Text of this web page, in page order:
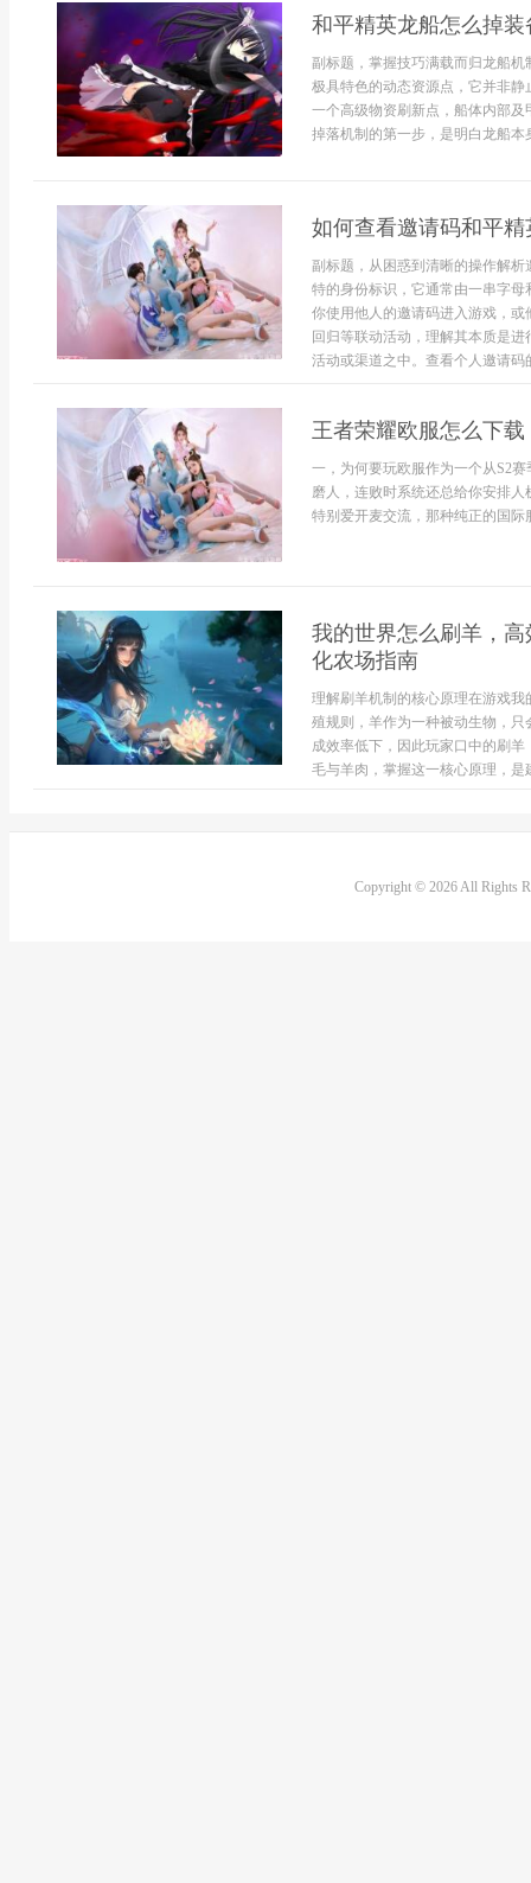
和平精英龙船怎么掉
副标题，掌握技巧满载而归龙船
极具特色的动态资源点，它并非
一个高级物资刷新点，船体内部
掉落机制的第一步，是明白龙船
如何查看邀请码和平
副标题，从困惑到清晰的操作解
特的身份标识，它通常由一串字
你使用他人的邀请码进入游戏，
回归等联动活动，理解其本质是
活动或渠道之中。查看个人邀请码
王者荣耀欧服怎么下
一，为何要玩欧服作为一个从S2
磨人，连败时系统还总给你安排
特别爱开麦交流，那种纯正的国
我的世界怎么刷羊，
化农场指南
理解刷羊机制的核心原理在游戏
殖规则，羊作为一种被动生物，
成效率低下，因此玩家口中的刷
毛与羊肉，掌握这一核心原理，是
Copyright © 2026 All Rights